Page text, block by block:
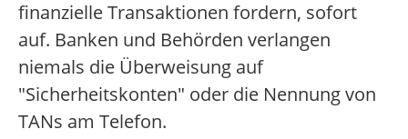
finanzielle Transaktionen fordern, sofort
auf. Banken und Behörden verlangen
niemals die Überweisung auf
"Sicherheitskonten" oder die Nennung von
TANs am Telefon.